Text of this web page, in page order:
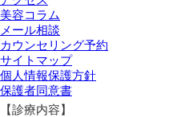
美容コラム
メール相談
カウンセリング予約
サイトマップ
個人情報保護方針
保護者同意書
【診療内容】